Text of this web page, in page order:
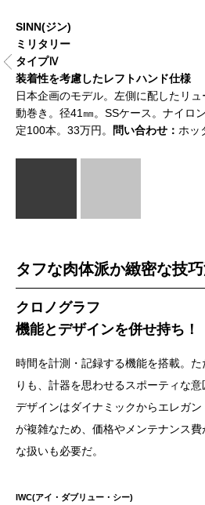
SINN(ジン)
ミリタリー
タイプⅣ
装着性を考慮したレフトハンド仕様
日本企画のモデル。左側に配したリ
動巻き。径41㎜。SSケース。ナイロ
定100本。33万円。 問い合わせ： ホッ
タフな肉体派か緻密な技
クロノグラフ
機能とデザインを併せ持ち！
時間を計測・記録する機能を搭載。
りも、計器を思わせるスポーティな意
デザインはダイナミックからエレガ
が複雑なため、価格やメンテナンス
な扱いも必要だ。
IWC(アイ・ダブリュー・シー)